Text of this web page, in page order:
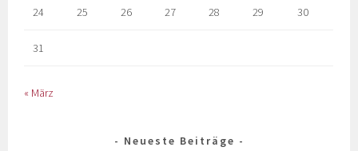
24 25 26 27 28 29 30
31
« März
Neueste Beiträge